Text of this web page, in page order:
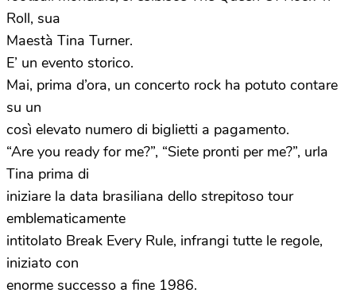
Roll, sua
Maestà Tina Turner.
E’ un evento storico.
Mai, prima d’ora, un concerto rock ha potuto contare
su un
così elevato numero di biglietti a pagamento.
“Are you ready for me?”, “Siete pronti per me?”, urla
Tina prima di
iniziare la data brasiliana dello strepitoso tour
emblematicamente
intitolato Break Every Rule, infrangi tutte le regole,
iniziato con
enorme successo a fine 1986.